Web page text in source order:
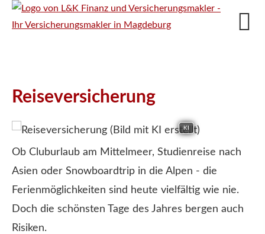
Reiseversicherung
KI
Ob Cluburlaub am Mittelmeer, Studienreise nach
Asien oder Snowboardtrip in die Alpen - die
Ferienmöglichkeiten sind heute vielfältig wie nie.
Doch die schönsten Tage des Jahres bergen auch
Risiken.